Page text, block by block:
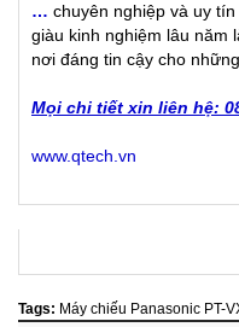
… chuyên nghiệp và uy
giàu kinh nghiệm lâu năm
nơi đáng tin cậy cho
Mọi chi tiết xin liên hệ:
www.qtech.vn
Tags: Máy chiếu Panasonic PT-